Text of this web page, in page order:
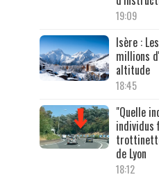
19:09
Isère :
millions
altitude
18:45
"Quelle
individus
de Lyon
18:12